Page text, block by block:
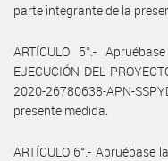
parte integrante de la
ARTÍCULO 5°.-
EJECUCIÓN DEL
2020-26780638-APN-
presente medida.
ARTÍCULO 6°.- Apruébase